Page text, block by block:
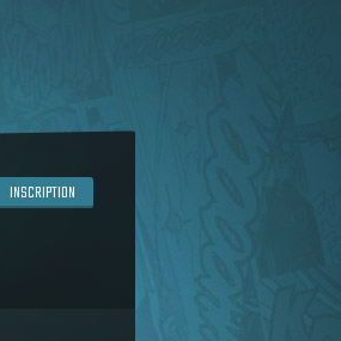
INSCRIPTION